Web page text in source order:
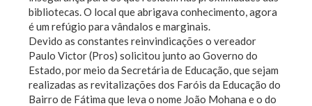
bibliotecas. O local que abrigava conhecimento, agora
é um refúgio para vândalos e marginais.
Devido as constantes reinvindicações o vereador
Paulo Victor (Pros) solicitou junto ao Governo do
Estado, por meio da Secretária de Educação, que sejam
realizadas as revitalizações dos Faróis da Educação do
Bairro de Fátima que leva o nome João Mohana e o do